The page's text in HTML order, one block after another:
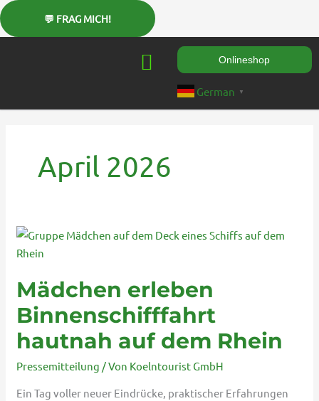
Inhalt
springen
Onlineshop
German ▼
April 2026
Mädchen erleben
Binnenschifffahrt
hautnah auf dem Rhein
Pressemitteilung / Von Koelntourist GmbH
Ein Tag voller neuer Eindrücke, praktischer Erfahrungen
Mädchen
erleben
hautnah
auf
dem
Rhein